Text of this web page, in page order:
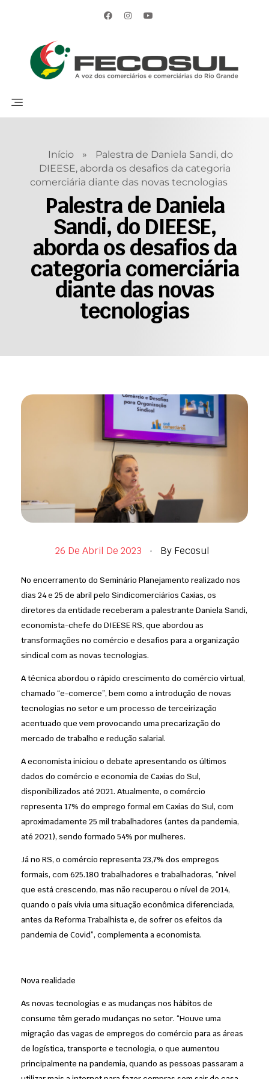
Início »
Palestra de Daniela Sandi, do
DIEESE, aborda os desafios da categoria
comerciária diante das novas tecnologias
Palestra de Daniela
Sandi, do DIEESE,
aborda os desafios da
categoria comerciária
diante das novas
tecnologias
26 De Abril De 2023 By Fecosul
No encerramento do Seminário Planejamento realizado nos
dias 24 e 25 de abril pelo Sindicomerciários Caxias, os
diretores da entidade receberam a palestrante Daniela Sandi,
economista-chefe do DIEESE RS, que abordou as
transformações no comércio e desafios para a organização
sindical com as novas tecnologias.
A técnica abordou o rápido crescimento do comércio virtual,
chamado “e-comerce”, bem como a introdução de novas
tecnologias no setor e um processo de terceirização
acentuado que vem provocando uma precarização do
mercado de trabalho e redução salarial.
A economista iniciou o debate apresentando os últimos
dados do comércio e economia de Caxias do Sul,
disponibilizados até 2021. Atualmente, o comércio
representa 17% do emprego formal em Caxias do Sul, com
aproximadamente 25 mil trabalhadores (antes da pandemia,
até 2021), sendo formado 54% por mulheres.
Já no RS, o comércio representa 23,7% dos empregos
formais, com 625.180 trabalhadores e trabalhadoras, “nível
que está crescendo, mas não recuperou o nível de 2014,
quando o país vivia uma situação econômica diferenciada,
antes da Reforma Trabalhista e, de sofrer os efeitos da
pandemia de Covid”, complementa a economista.
Nova realidade
As novas tecnologias e as mudanças nos hábitos de
consume têm gerado mudanças no setor. “Houve uma
migração das vagas de empregos do comércio para as áreas
de logística, transporte e tecnologia, o que aumentou
principalmente na pandemia, quando as pessoas passaram a